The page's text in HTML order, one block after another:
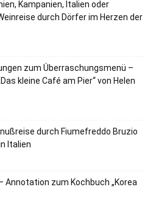
Kampanien, Italien oder
durch Dörfer im Herzen der
zum Überraschungsmenü –
kleine Café am Pier“ von Helen
durch Fiumefreddo Bruzio
Italien
Annotation zum Kochbuch „Korea